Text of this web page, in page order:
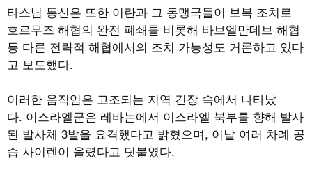
타스님 통신은 또한 이란과 그 동맹국들이 보복 조치로
호르무즈 해협의 완전 폐쇄를 비롯해 바브엘만데브 해협
등 다른 전략적 해협에서의 조치 가능성도 거론하고 있다
고 보도했다.
이러한 움직임은 고조되는 지역 긴장 속에서 나타났
다. 이스라엘군은 레바논에서 이스라엘 북부를 향해 발사
된 발사체 3발을 요격했다고 밝혔으며, 이날 여러 차례 공
습 사이렌이 울렸다고 덧붙였다.